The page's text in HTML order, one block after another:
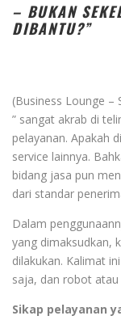
– BUKAN
DIBANTU?”
(Business Lounge –
” sangat akrab di
pelayanan. Apakah
service lainnya.
bidang jasa pun
dari standar
Dalam
yang dimaksudkan,
dilakukan. Kalimat
saja, dan robot
Sikap pelayanan